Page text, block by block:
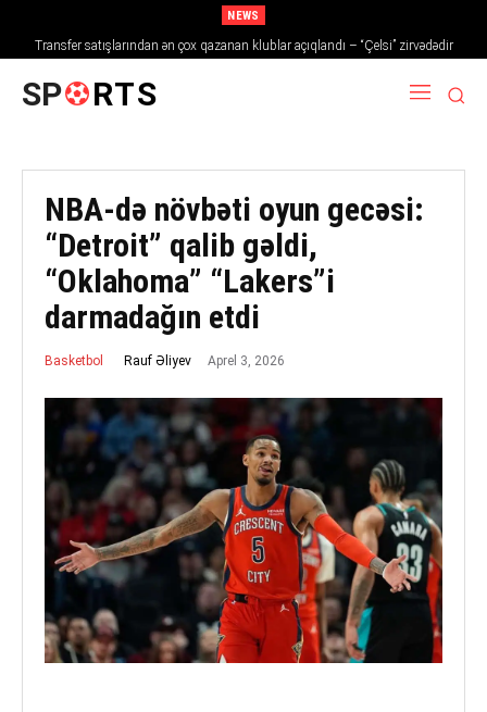
NEWS
Transfer satışlarından ən çox qazanan klublar açıqlandı – “Çelsi” zirvədədir
SP RTS
NBA-də növbəti oyun gecəsi:
“Detroit” qalib gəldi,
“Oklahoma” “Lakers”i
darmadağın etdi
Basketbol Rauf Əliyev Aprel 3, 2026